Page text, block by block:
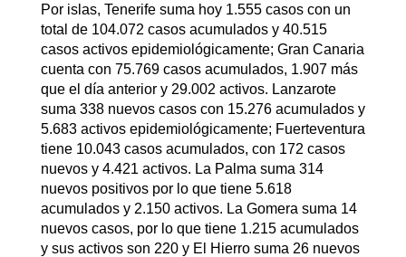
Por islas, Tenerife suma hoy 1.555 casos con un
total de 104.072 casos acumulados y 40.515
casos activos epidemiológicamente; Gran Canaria
cuenta con 75.769 casos acumulados, 1.907 más
que el día anterior y 29.002 activos. Lanzarote
suma 338 nuevos casos con 15.276 acumulados y
5.683 activos epidemiológicamente; Fuerteventura
tiene 10.043 casos acumulados, con 172 casos
nuevos y 4.421 activos. La Palma suma 314
nuevos positivos por lo que tiene 5.618
acumulados y 2.150 activos. La Gomera suma 14
nuevos casos, por lo que tiene 1.215 acumulados
y sus activos son 220 y El Hierro suma 26 nuevos